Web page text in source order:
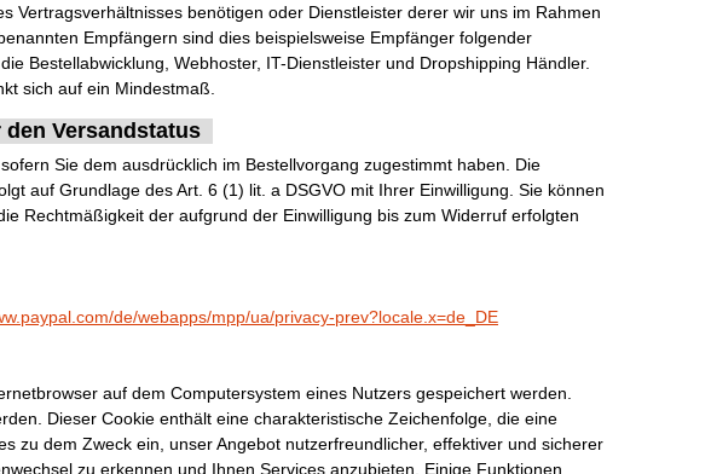
Vertragsverhältnisses benötigen oder Dienstleister derer wir uns im Rahmen
Empfängern sind dies beispielsweise Empfänger folgender
Bestellabwicklung, Webhoster, IT-Dienstleister und Dropshipping Händler.
sich auf ein Mindestmaß.
Versandstatus
Sie dem ausdrücklich im Bestellvorgang zugestimmt haben. Die
auf Grundlage des Art. 6 (1) lit. a DSGVO mit Ihrer Einwilligung. Sie können
Rechtmäßigkeit der aufgrund der Einwilligung bis zum Widerruf erfolgten
de/webapps/mpp/ua/privacy-prev?locale.x=de_DE
auf dem Computersystem eines Nutzers gespeichert werden.
Dieser Cookie enthält eine charakteristische Zeichenfolge, die eine
zu dem Zweck ein, unser Angebot nutzerfreundlicher, effektiver und sicherer
zu erkennen und Ihnen Services anzubieten. Einige Funktionen